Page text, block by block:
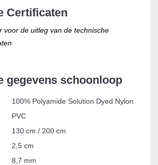
Certificaten
voor de uitleg van de technische
gegevens schoonloop
100% Polyamide Solution Dyed Nylon
PVC
130 cm / 200 cm
2,5 cm
8,7 mm